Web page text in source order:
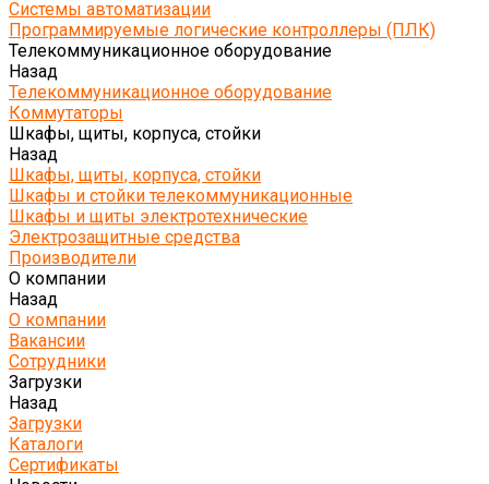
Системы автоматизации
Программируемые логические контроллеры (ПЛК)
Телекоммуникационное оборудование
Назад
Телекоммуникационное оборудование
Коммутаторы
Шкафы, щиты, корпуса, стойки
Назад
Шкафы, щиты, корпуса, стойки
Шкафы и стойки телекоммуникационные
Шкафы и щиты электротехнические
Электрозащитные средства
Производители
О компании
Назад
О компании
Вакансии
Сотрудники
Загрузки
Назад
Загрузки
Каталоги
Сертификаты